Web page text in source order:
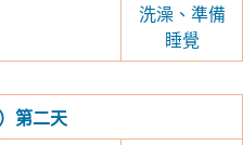
洗澡、準備
睡覺
）第二天